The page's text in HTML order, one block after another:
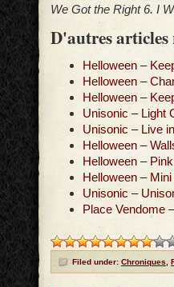
We Got the Right 6. I
D'autres articles
Helloween –
Helloween –
Helloween –
Unisonic – Light
Unisonic – Live
Helloween –
Helloween –
Helloween –
Unisonic –
Place Vendome
Filed under: Chroniques